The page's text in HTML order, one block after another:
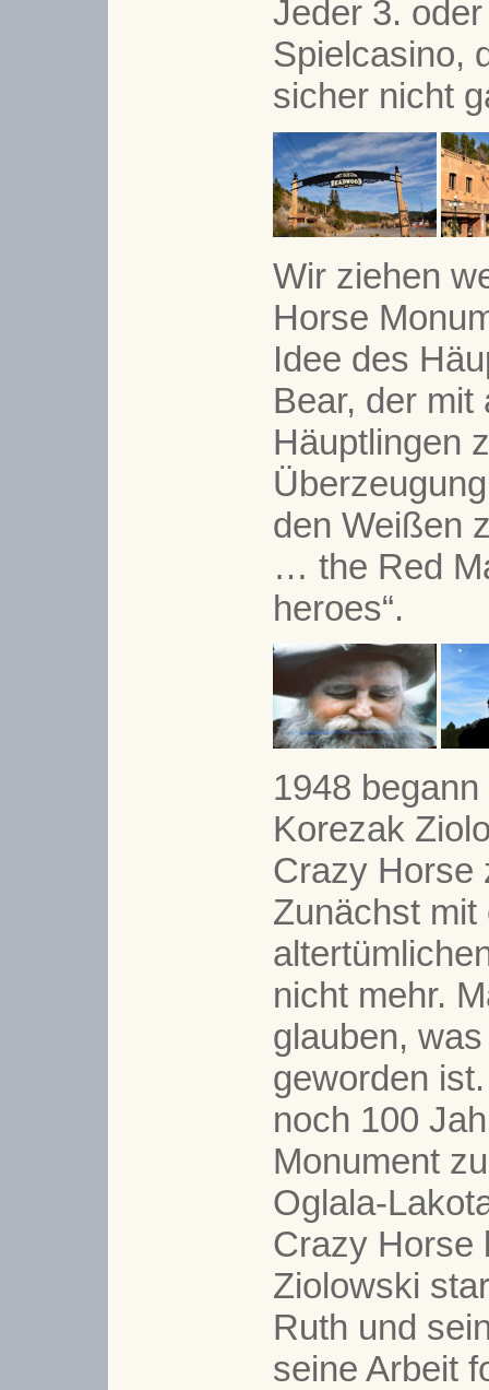
Jeder 3.
Spielcasino,
sicher nicht
Wir ziehen
Horse
Idee des
Bear, der mit
Häuptlingen
den Weißen
… the Red
heroes“.
1948
Korezak
Crazy Horse
Zunächst mit
nicht mehr.
glauben,
geworden
noch 100
Monument
Oglala-
Crazy Horse
Ziolowski
Ruth und
seine Arbeit